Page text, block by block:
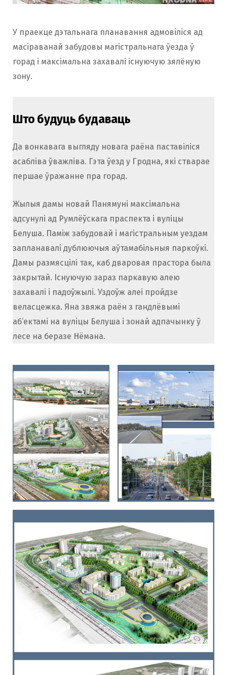
У праекце дэтальнага планавання адмовіліся ад
масіраванай забудовы магістральнага ўезда ў
горад і максімальна захавалі існуючую зялёную
зону.
Што будуць будаваць
Да вонкавага выгляду новага раёна паставіліся
асабліва ўважліва. Гэта ўезд у Гродна, які стварае
першае ўражанне пра горад.
Жылыя дамы новай Панямуні максімальна
адсунулі ад Румлёўскага праспекта і вуліцы
Белуша. Паміж забудовай і магістральным уездам
запланавалі дублюючыя аўтамабільныя паркоўкі.
Дамы размясцілі так, каб дваровая прастора была
закрытай. Існуючую зараз паркавую алею
захавалі і падоўжылі. Уздоўж алеі пройдзе
веласцежка. Яна звяжа раён з гандлёвымі
аб’ектамі на вуліцы Белуша і зонай адпачынку ў
лесе на беразе Нёмана.